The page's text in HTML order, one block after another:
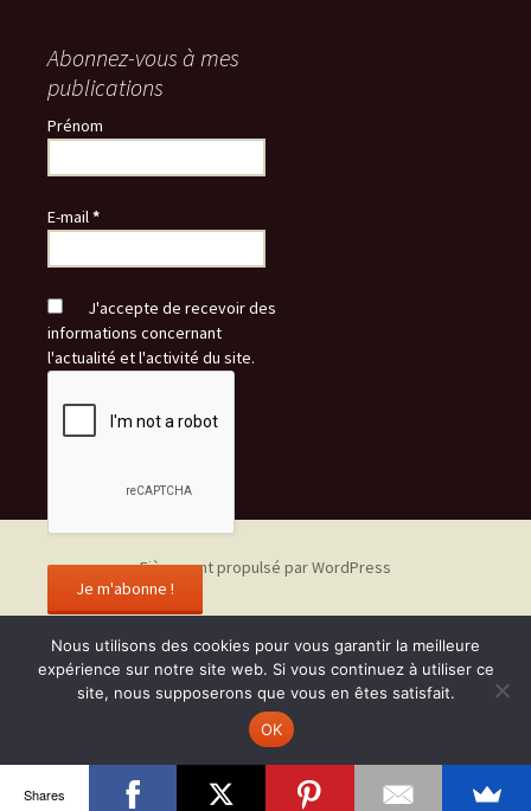
Abonnez-vous à mes
publications
Prénom
E-mail*
J'accepte de recevoir des
informations concernant
l'actualité et l'activité du site.
Fièrement propulsé par WordPress
Nous utilisons des cookies pour vous garantir la meilleure
expérience sur notre site web. Si vous continuez à utiliser ce
site, nous supposerons que vous en êtes satisfait.
OK
Shares